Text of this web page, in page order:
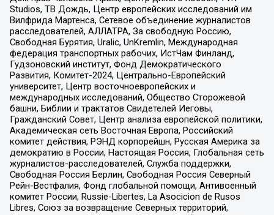
Studios, ТВ Дождь, Центр европейских исследований им
Вилфрида Мартенса, Сетевое объединение журналистов
расследователей, АЛЛАТРА, За свободную Россию,
Свободная Бурятия, Uralic, UnKremlin, Международная
федерация транспортных рабочих, ИстЧам Финланд,
Гудзоновский институт, Фонд Демократического
Развития, Комитет-2024, Центрально-Европейский
университет, Центр восточноевропейских и
международных исследований, Общество Сторожевой
башни, Библии и трактатов Свидетелей Иеговы,
Гражданский Совет, Центр анализа европейской политики,
Академическая сеть Восточная Европа, Российский
комитет действия, РЭНД корпорейшн, Русская Америка за
демократию в России, Настоящая Россия, Глобальная сеть
журналистов-расследователей, Служба поддержки,
Свободная Россия Берлин, Свободная Россия Северный
Рейн-Вестфалия, Фонд глобальной помощи, Антивоенный
комитет России, Russie-Libertes, La Asocicion de Rusos
Libres, Союз за возвращение Северных территорий,